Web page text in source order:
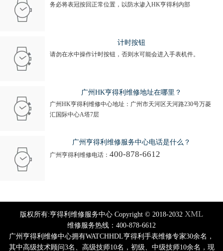
务必将表冠按回正常位置，以防水渗入HK亨得利内部
计时按钮
请勿在水中操作计时按钮，否则水可能会进入手表机件。
广州HK亨得利维修地址在哪里？
广州HK亨得利维修中心地址：广州市天河区天河路230号万菱
汇国际中心A塔7层
广州亨得利维修服务中心电话是什么？
广州亨得利维修电话： 400-878-6612
版权所有:亨得利维修服务中心 Copyright © 2018-2032 XML
维修服务热线：400-878-6612
广州亨得利维修中心拥有WATCHHDL亨得利手表维修专家30余名，
其中高级技术顾问3名、高级技师10名，初级、中级技师10余名，现